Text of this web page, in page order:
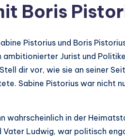
Boris
Pistorius und Boris
ambitionierter Jurist und
dir vor, wie sie an seiner
Sabine Pistorius war nicht
wahrscheinlich in der
Vater Ludwig, war politisch